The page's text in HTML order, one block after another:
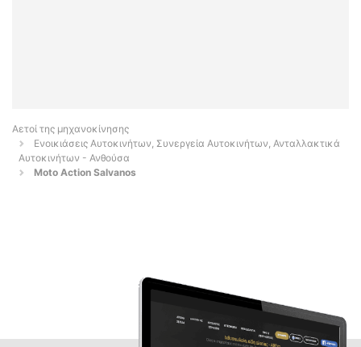
Αετοί της μηχανοκίνησης
Ενοικιάσεις Αυτοκινήτων, Συνεργεία Αυτοκινήτων, Ανταλλακτικά
Αυτοκινήτων - Ανθούσα
Moto Action Salvanos